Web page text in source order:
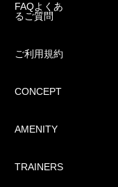
2024/09/27
FAQよくあ
るご質問
ご利用規約
CONCEPT
AMENITY
TRAINERS